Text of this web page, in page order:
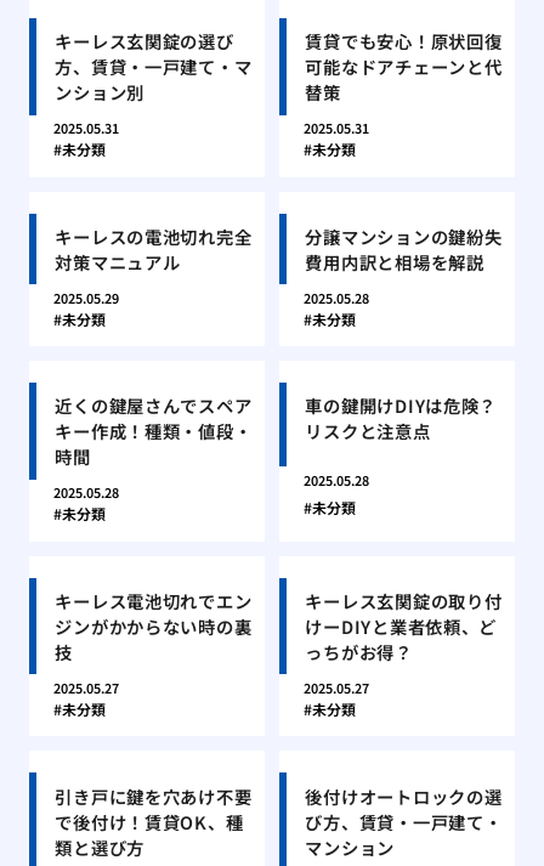
キーレス玄関錠の選び
方、賃貸・一戸建て・マ
ンション別
2025.05.31
未分類
賃貸でも安心！原状回復
可能なドアチェーンと代
替策
2025.05.31
未分類
キーレスの電池切れ完全
対策マニュアル
2025.05.29
未分類
分譲マンションの鍵紛失
費用内訳と相場を解説
2025.05.28
未分類
近くの鍵屋さんでスペア
キー作成！種類・値段・
時間
2025.05.28
未分類
車の鍵開けDIYは危険？
リスクと注意点
2025.05.28
未分類
キーレス電池切れでエン
ジンがかからない時の裏
技
2025.05.27
未分類
キーレス玄関錠の取り付
けーDIYと業者依頼、ど
っちがお得？
2025.05.27
未分類
引き戸に鍵を穴あけ不要
で後付け！賃貸OK、種
類と選び方
後付けオートロックの選
び方、賃貸・一戸建て・
マンション